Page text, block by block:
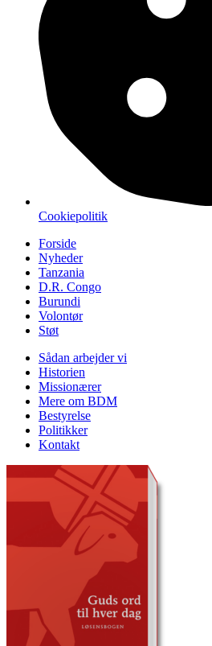
Cookiepolitik
Forside
Nyheder
Tanzania
D.R. Congo
Burundi
Volontør
Støt
Sådan arbejder vi
Historien
Missionærer
Mere om BDM
Bestyrelse
Politikker
Kontakt